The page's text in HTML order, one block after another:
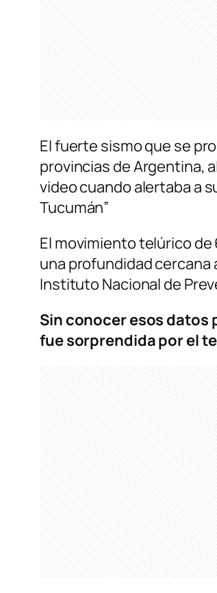
El fuerte sismo que se
provincias de Argentina,
video cuando alertaba a
Tucumán”
El movimiento telúrico de
una profundidad cercana
Instituto Nacional de
Sin conocer esos datos
fue sorprendida por el